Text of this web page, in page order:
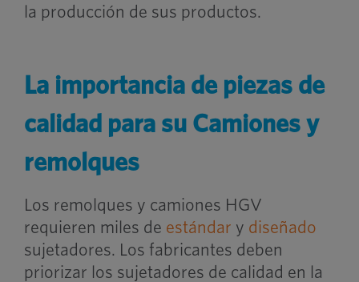
la producción de sus productos.
La importancia de piezas de
calidad para su Camiones y
remolques
Los remolques y camiones HGV
requieren miles de estándar y diseñado
sujetadores. Los fabricantes deben
priorizar los sujetadores de calidad en la